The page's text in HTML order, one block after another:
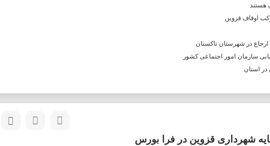
هستند
اوقاف قزوین
در شهرستان تاکستان
سازمان امور اجتماعی کشور